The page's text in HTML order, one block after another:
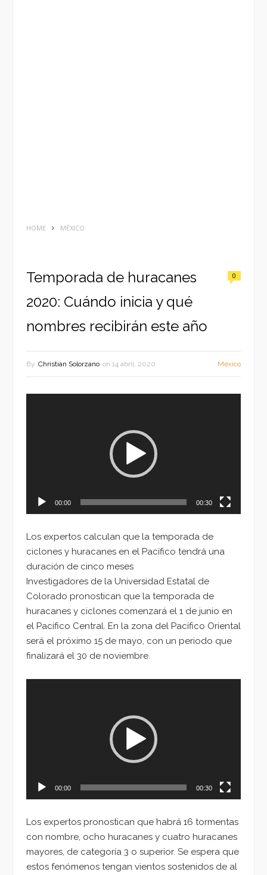
HOME MÉXICO
Temporada de huracanes
2020: Cuándo inicia y qué
nombres recibirán este año
0
By Christian Solorzano on 14 abril, 2020 México
00:00 00:30
Los expertos calculan que la temporada de
ciclones y huracanes en el Pacífico tendrá una
duración de cinco meses
Investigadores de la Universidad Estatal de
Colorado pronostican que la temporada de
huracanes y ciclones comenzará el 1 de junio en
el Pacífico Central. En la zona del Pacífico Oriental
será el próximo 15 de mayo, con un periodo que
finalizará el 30 de noviembre.
00:00 00:30
Los expertos pronostican que habrá 16 tormentas
con nombre, ocho huracanes y cuatro huracanes
mayores, de categoría 3 o superior. Se espera que
estos fenómenos tengan vientos sostenidos de al